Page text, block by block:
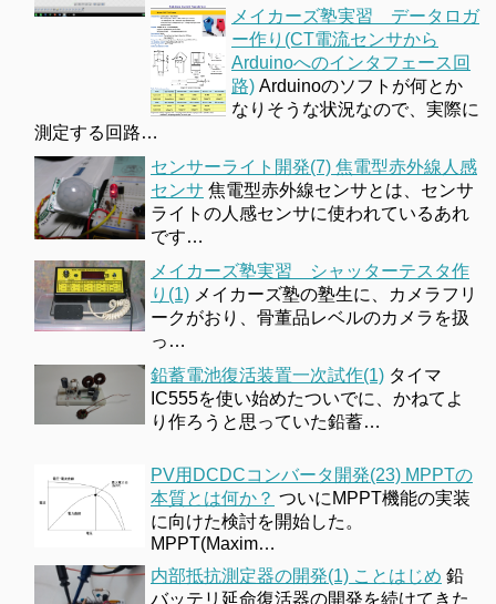
メイカーズ塾実習 データロガ
ー作り(CT電流センサから
Arduinoへのインタフェース回
路) Arduinoのソフトが何とか
なりそうな状況なので、実際に
測定する回路…
センサーライト開発(7) 焦電型赤外線人感
センサ 焦電型赤外線センサとは、センサ
ライトの人感センサに使われているあれ
です…
メイカーズ塾実習 シャッターテスタ作
り(1) メイカーズ塾の塾生に、カメラフリ
ークがおり、骨董品レベルのカメラを扱
っ…
鉛蓄電池復活装置一次試作(1) タイマ
IC555を使い始めたついでに、かねてよ
り作ろうと思っていた鉛蓄…
PV用DCDCコンバータ開発(23) MPPTの
本質とは何か？ ついにMPPT機能の実装
に向けた検討を開始した。
MPPT(Maxim…
内部抵抗測定器の開発(1) ことはじめ 鉛
バッテリ延命復活器の開発を続けてきた